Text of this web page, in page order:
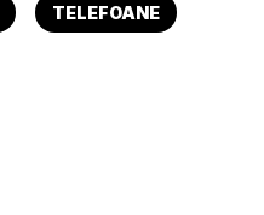
TELEFOANE